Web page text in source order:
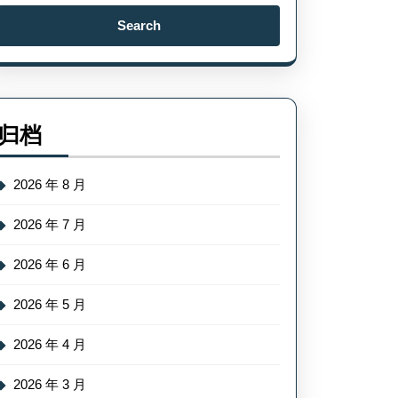
归档
2026 年 8 月
2026 年 7 月
2026 年 6 月
2026 年 5 月
2026 年 4 月
2026 年 3 月